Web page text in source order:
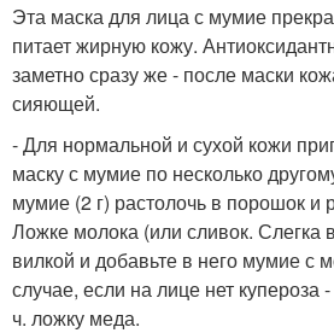
Эта маска для лица с мумие
питает жирную кожу.
заметно сразу же - после маски
сияющей.
- Для нормальной и сухой кожи
маску с мумие по несколько
мумие (2 г) растолочь в порошок и
Ложке молока (или сливок. Слегка
вилкой и добавьте в него мумие с
случае, если на лице нет купероза
ч. ложку меда.